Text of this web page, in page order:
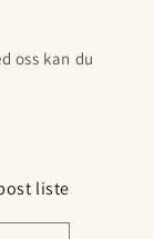
oss kan du
liste